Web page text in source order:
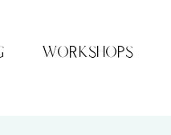
WORKSHOPS